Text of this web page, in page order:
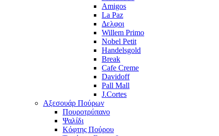
Amigos
La Paz
Δελφοι
Willem Primo
Nobel Petit
Handelsgold
Break
Cafe Creme
Davidoff
Pall Mall
J.Cortes
Αξεσουάρ Πούρων
Πουροτρύπανο
Ψαλίδι
Κόφτης Πούρου